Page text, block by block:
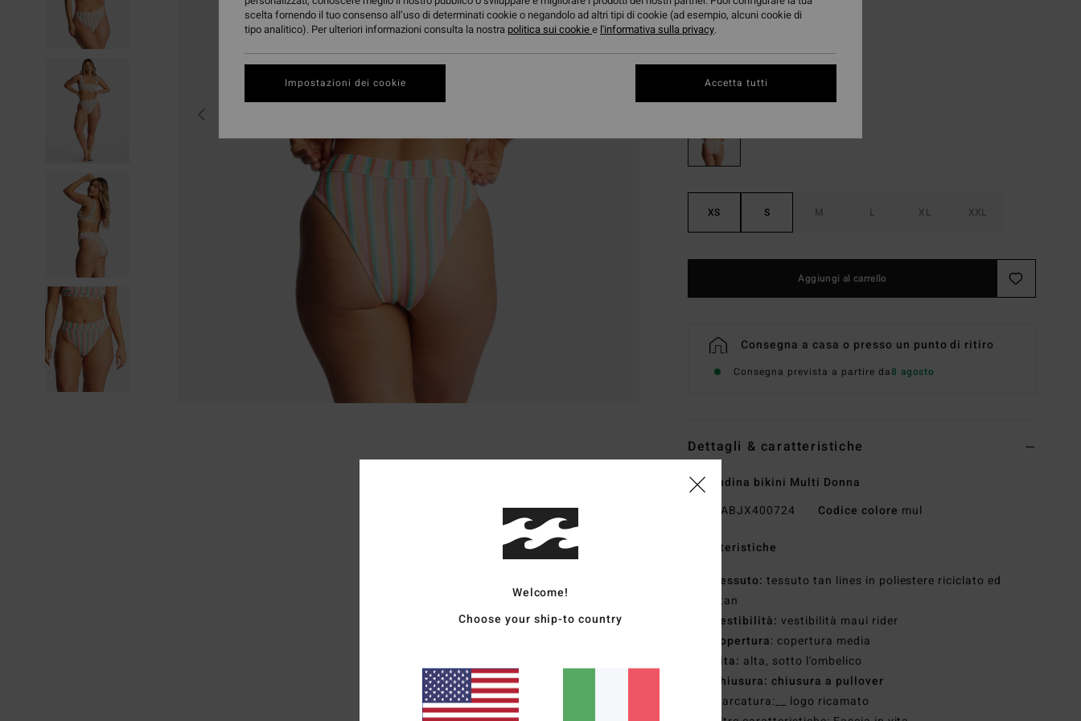
24,98 €
OFFERTE
ColoriMulti
XS S M L XL XXL
Aggiungi al carrello
Consegna a casa o presso un punto di ritiro
Consegna prevista a partire da8 agosto
Dettagli & caratteristiche
Mutandina bikini Multi Donna
ABJX400724 Codice colore mul
Caratteristiche
Tessuto: tessuto tan lines in poliestere riciclato ed
elastan
Vestibilità: vestibilità maui rider
Copertura: copertura media
Vita: alta, sotto l'ombelico
Chiusura: chiusura a pullover
Marcatura:__ logo ricamato
Welcome!
Choose your ship-to country
scelta fornendo il tuo consenso all’uso di determinati cookie o negandolo ad altri tipi di cookie (ad esempio, alcuni cookie di
tipo analitico). Per ulteriori informazioni consulta la nostra politica sui cookiee l'informativa sulla privacy.
Impostazioni dei cookie Accetta tutti